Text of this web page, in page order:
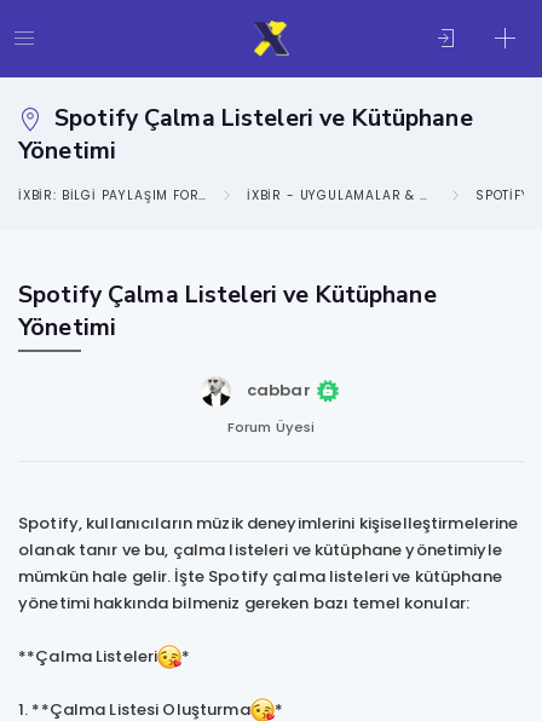
Spotify Çalma Listeleri ve Kütüphane
Yönetimi
IXBIR: BILGI PAYLAŞIM FORUMU IXBIR - UYGULAMALAR & SOSYAL MEDYA KATEGORISI SPOTIFY
Spotify Çalma Listeleri ve Kütüphane
Yönetimi
cabbar
Forum Üyesi
Spotify, kullanıcıların müzik deneyimlerini kişiselleştirmelerine
olanak tanır ve bu, çalma listeleri ve kütüphane yönetimiyle
mümkün hale gelir. İşte Spotify çalma listeleri ve kütüphane
yönetimi hakkında bilmeniz gereken bazı temel konular:
**Çalma Listeleri *
1. **Çalma Listesi Oluşturma
*